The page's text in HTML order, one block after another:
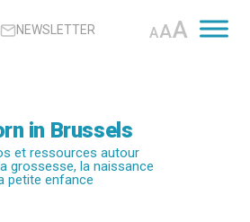
NEWSLETTER AAA
in Brussels
et ressources autour
grossesse, la naissance
petite enfance